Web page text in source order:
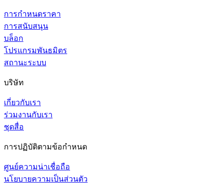
การกำหนดราคา
การสนับสนุน
บล็อก
โปรแกรมพันธมิตร
สถานะระบบ
บริษัท
เกี่ยวกับเรา
ร่วมงานกับเรา
ชุดสื่อ
การปฏิบัติตามข้อกำหนด
ศูนย์ความน่าเชื่อถือ
นโยบายความเป็นส่วนตัว